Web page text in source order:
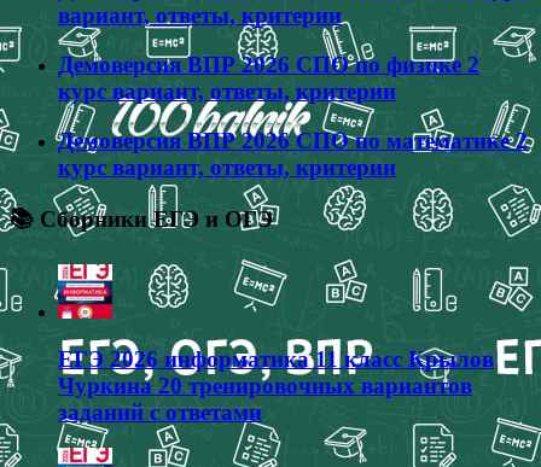
вариант, ответы, критерии
Демоверсия ВПР 2026 СПО по физике 2
курс вариант, ответы, критерии
Демоверсия ВПР 2026 СПО по математике 2
курс вариант, ответы, критерии
📚 Сборники ЕГЭ и ОГЭ
ЕГЭ 2026 информатика 11 класс Крылов
Чуркина 20 тренировочных вариантов
заданий с ответами